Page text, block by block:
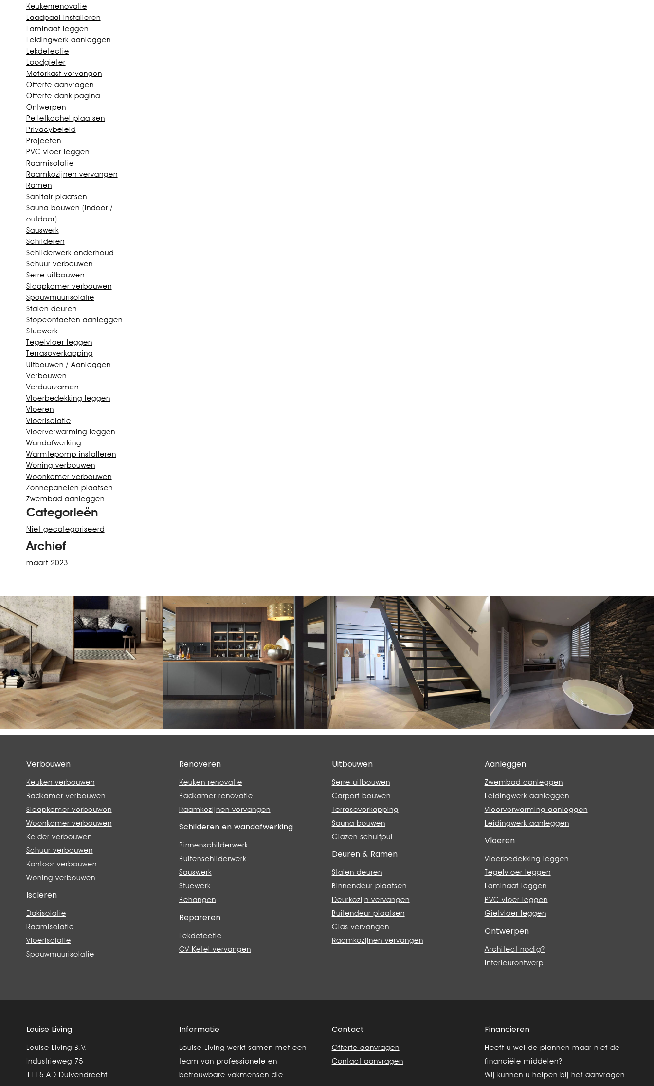
Keukenrenovatie
Laadpaal installeren
Laminaat leggen
Leidingwerk aanleggen
Lekdetectie
Loodgieter
Meterkast vervangen
Offerte aanvragen
Offerte dank pagina
Ontwerpen
Pelletkachel plaatsen
Privacybeleid
Projecten
PVC vloer leggen
Raamisolatie
Raamkozijnen vervangen
Ramen
Sanitair plaatsen
Sauna bouwen (indoor /
outdoor)
Sauswerk
Schilderen
Schilderwerk onderhoud
Schuur verbouwen
Serre uitbouwen
Slaapkamer verbouwen
Spouwmuurisolatie
Stalen deuren
Stopcontacten aanleggen
Stucwerk
Tegelvloer leggen
Terrasoverkapping
Uitbouwen / Aanleggen
Verbouwen
Verduurzamen
Vloerbedekking leggen
Vloeren
Vloerisolatie
Vloerverwarming leggen
Wandafwerking
Warmtepomp installeren
Woning verbouwen
Woonkamer verbouwen
Zonnepanelen plaatsen
Zwembad aanleggen
Categorieën
Niet gecategoriseerd
Archief
maart 2023
Verbouwen
Keuken verbouwen
Badkamer verbouwen
Slaapkamer verbouwen
Woonkamer verbouwen
Kelder verbouwen
Schuur verbouwen
Kantoor verbouwen
Woning verbouwen
Isoleren
Dakisolatie
Raamisolatie
Vloerisolatie
Spouwmuurisolatie
Renoveren
Keuken renovatie
Badkamer renovatie
Raamkozijnen vervangen
Schilderen en wandafwerking
Binnenschilderwerk
Buitenschilderwerk
Sauswerk
Stucwerk
Behangen
Repareren
Lekdetectie
CV Ketel vervangen
Uitbouwen
Serre uitbouwen
Carport bouwen
Terrasoverkapping
Sauna bouwen
Glazen schuifpui
Deuren & Ramen
Stalen deuren
Binnendeur plaatsen
Deurkozijn vervangen
Buitendeur plaatsen
Glas vervangen
Raamkozijnen vervangen
Aanleggen
Zwembad aanleggen
Leidingwerk aanleggen
Vloerverwarming aanleggen
Leidingwerk aanleggen
Vloeren
Vloerbedekking leggen
Tegelvloer leggen
Laminaat leggen
PVC vloer leggen
Gietvloer leggen
Ontwerpen
Architect nodig?
Interieurontwerp
Louise Living
Louise Living B.V.
Industrieweg 75
1115 AD Duivendrecht
Informatie
Louise Living werkt samen met een
team van professionele en
betrouwbare vakmensen die
Contact
Offerte aanvragen
Contact aanvragen
Financieren
Heeft u wel de plannen maar niet de
financiële middelen?
Wij kunnen u helpen bij het aanvragen